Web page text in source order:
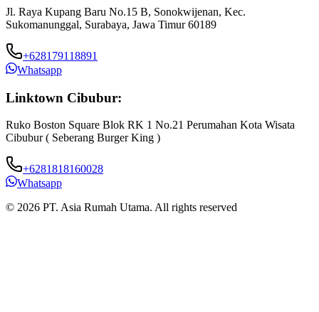
Jl. Raya Kupang Baru No.15 B, Sonokwijenan, Kec.
Sukomanunggal, Surabaya, Jawa Timur 60189
+628179118891
Whatsapp
Linktown Cibubur:
Ruko Boston Square Blok RK 1 No.21 Perumahan Kota Wisata
Cibubur ( Seberang Burger King )
+6281818160028
Whatsapp
© 2026 PT. Asia Rumah Utama. All rights reserved